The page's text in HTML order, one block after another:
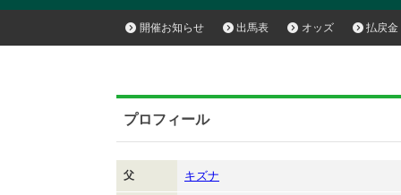
開催お知らせ 出馬表 オッズ 払戻金
プロフィール
父 キズナ